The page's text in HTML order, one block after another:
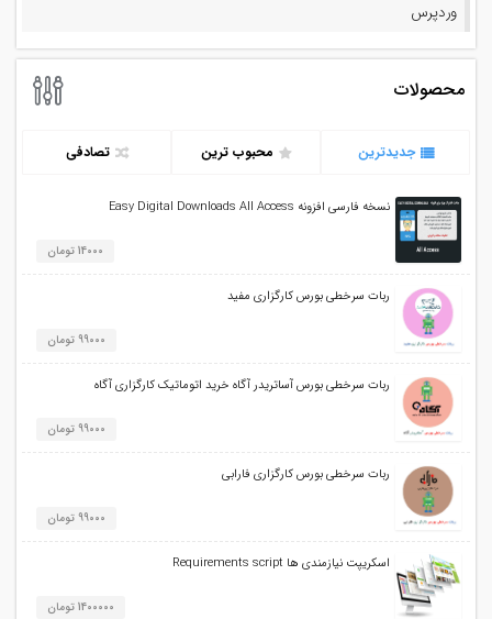
وردپرس
محصولات
جدیدترین محبوب ترین تصادفی
نسخه فارسی افزونه Easy Digital Downloads All Access
14000 تومان
ربات سرخطی بورس کارگزاری مفید
99000 تومان
ربات سرخطی بورس آساتریدر آگاه خرید اتوماتیک کارگزاری آگاه
99000 تومان
ربات سرخطی بورس کارگزاری فارابی
99000 تومان
اسکریپت نیازمندی ها Requirements script
1400000 تومان